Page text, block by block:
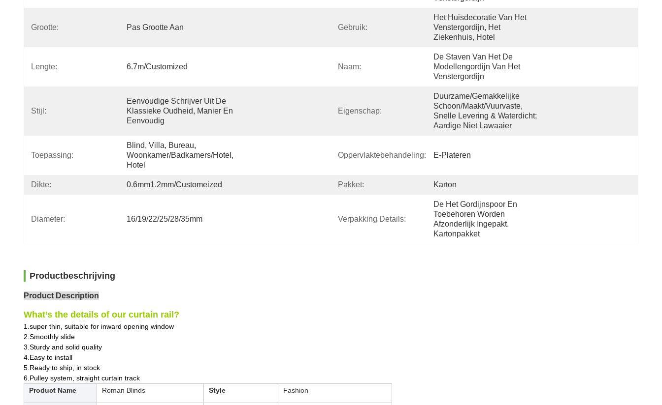
Grootte: Pas Grootte Aan Gebruik:
Het Huisdecoratie Van Het
Venstergordijn, Het
Ziekenhuis, Hotel
Lengte: 6.7m/customized Naam:
De Staven Van Het De
Modellengordijn Van Het
Venstergordijn
Stijl:
Eenvoudige Schrijver Uit De
Klassieke Oudheid, Manier En
Eenvoudig
Eigenschap:
Duurzame/Gemakkelijke
Schoon/maakt/Vuurvaste,
Snelle Levering & Waterdicht;
Aardige Niet Lawaaier
Toepassing:
Blind, Villa, Bureau,
Woonkamer/Badkamers/Hotel,
Hotel
Oppervlaktebehandeling: E-Plateren
Dikte: 0.6mm1.2mm/Customeized Pakket: Karton
Diameter: 16/19/22/25/28/35mm Verpakking Details:
De Het Gordijnspoor En
Toebehoren Worden
Afzonderlijk Ingepakt.
Kartonpakket
Productbeschrijving
Product Description
What’s the details of our curtain rail?
1.super thin, suitable for inward opening window
2.Smoothly slide
3.Sturdy and solid quality
4.Easy to install
5.Ready to ship, in stock
6.Pulley system, straight curtain track
Product Name
Roman Blinds Style Fashion